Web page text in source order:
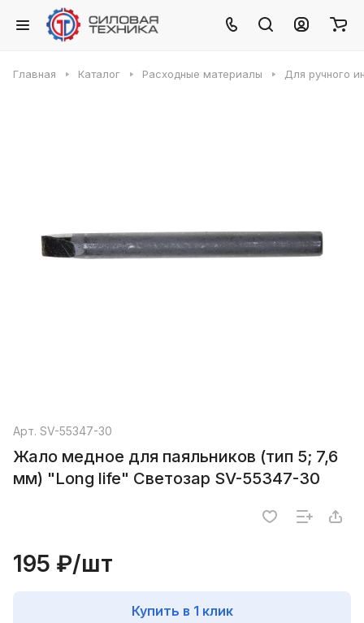
Главная Каталог Расходные материалы Для ручного
Арт. SV-55347-30
Жало медное для паяльников (тип 5; 7,6
мм) "Long life" Светозар SV-55347-30
195 ₽/шт
Купить в 1 клик